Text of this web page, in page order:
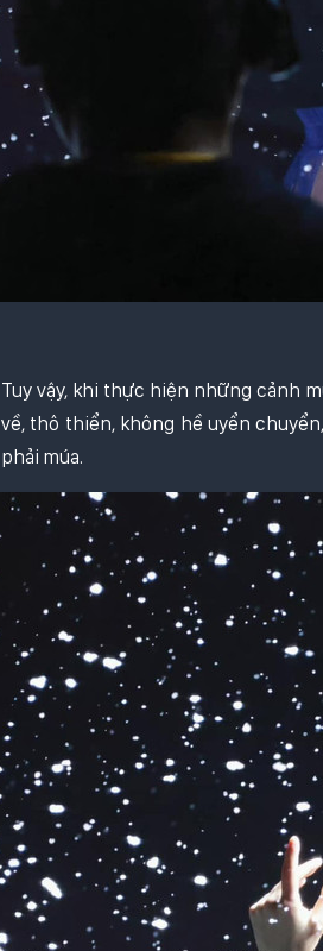
Tuy vậy, khi thực hiện những cảnh
về, thô thiển, không hề uyển
phải múa.